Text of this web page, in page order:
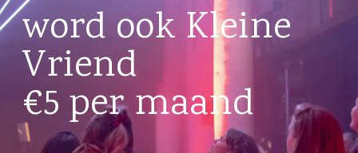
word ook Kleine
Vriend
€5 per maand